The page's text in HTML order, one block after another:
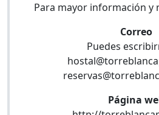
Para mayor información y
Correo
Puedes
Página